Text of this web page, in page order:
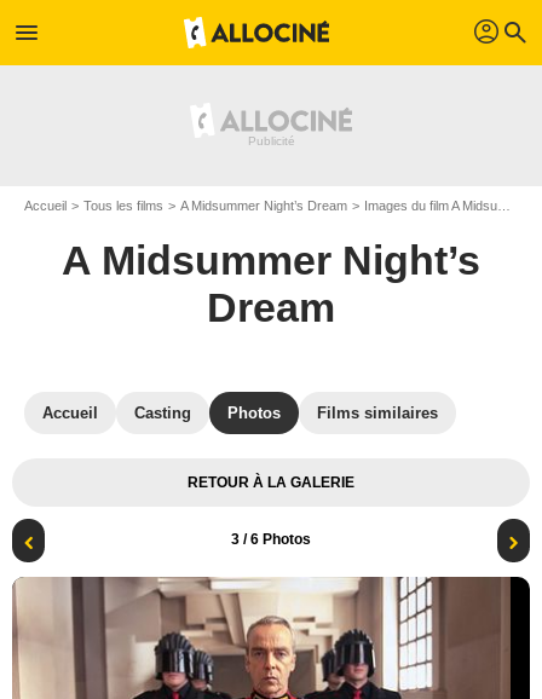
menu profil search
Accueil Tous les films A Midsummer Night’s Dream Images du film A Midsummer Night’s Dream
A Midsummer Night’s
Dream
Accueil Casting Photos Films similaires
RETOUR À LA GALERIE
3 / 6 Photos